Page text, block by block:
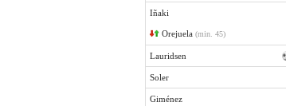
Iñaki
Orejuela (min. 45)
Lauridsen
Soler
Giménez